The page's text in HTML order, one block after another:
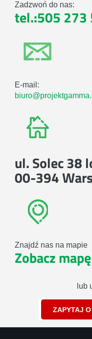
Zadzwoń do nas:
tel.:505 273
E-mail:
ul. Solec 38
00-394
Znajdź nas na mapie
Zobacz mapę
lub
ZAPYTAJ